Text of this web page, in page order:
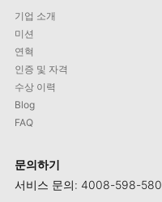
기업 소개
미션
연혁
인증 및 자격
수상 이력
Blog
FAQ
문의하기
서비스 문의: 4008-598-580